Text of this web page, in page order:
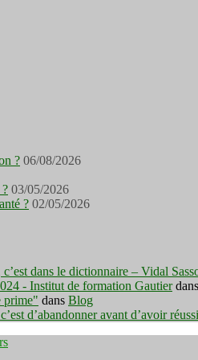
? 06/08/2026
03/05/2026
? 02/05/2026
dans le dictionnaire – Vidal
- Institut de formation Gautierdans
prime" dans Blog
d’abandonner avant d’avoir réussi